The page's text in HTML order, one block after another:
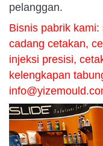
pelanggan.
Bisnis pabrik
cadang cetakan,
injeksi presisi,
kelengkapan